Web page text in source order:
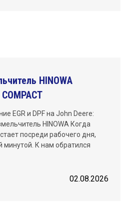
HINOWA
EGR и DPF на John Deere:
HINOWA Когда
посреди рабочего дня,
минутой. К нам обратился
02.08.2026